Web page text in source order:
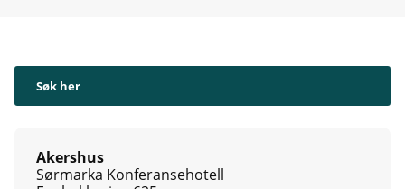
Søk her
Akershus
Sørmarka Konferansehotell